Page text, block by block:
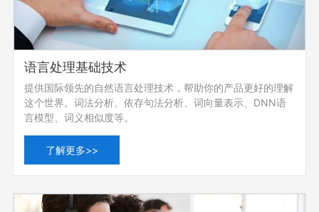
语言处理基础技术
提供国际领先的自然语言处理技术，帮助你的产品更好的理解
这个世界。词法分析、依存句法分析、词向量表示、DNN语
言模型、词义相似度等。
了解更多>>